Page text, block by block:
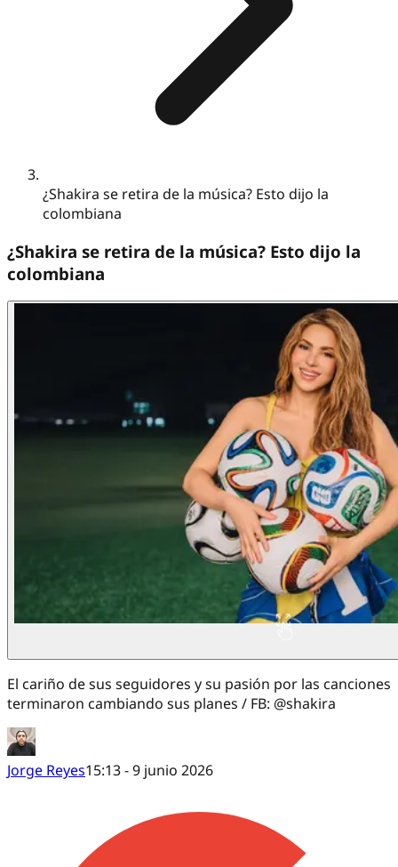
¿Shakira se retira de la música? Esto dijo la
colombiana
¿Shakira se retira de la música? Esto dijo la
colombiana
El cariño de sus seguidores y su pasión por las canciones
terminaron cambiando sus planes / FB: @shakira
Jorge Reyes15:13 - 9 junio 2026